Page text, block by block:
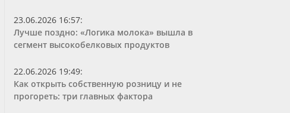
23.06.2026 16:57:
Лучше поздно: «Логика молока» вышла в
сегмент высокобелковых продуктов
22.06.2026 19:49:
Как открыть собственную розницу и не
прогореть: три главных фактора